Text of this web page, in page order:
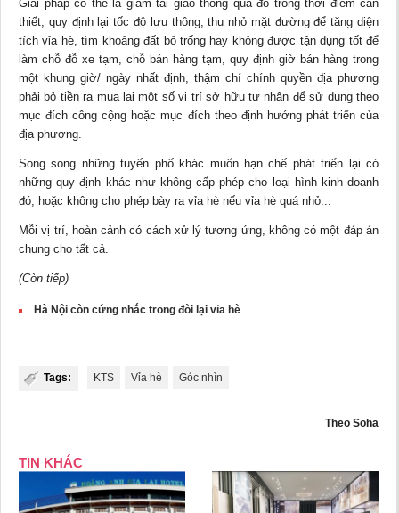
Giải pháp có thể là giảm tải giao thông qua đó trong thời điểm cần
thiết, quy định lại tốc độ lưu thông, thu nhỏ mặt đường để tăng diện
tích vỉa hè, tìm khoảng đất bỏ trống hay không được tận dụng tốt để
làm chỗ đỗ xe tạm, chỗ bán hàng tạm, quy định giờ bán hàng trong
một khung giờ/ ngày nhất định, thậm chí chính quyền địa phương
phải bỏ tiền ra mua lại một số vị trí sở hữu tư nhân để sử dụng theo
mục đích công cộng hoặc mục đích theo định hướng phát triển của
địa phương.
Song song những tuyến phố khác muốn hạn chế phát triển lại có
những quy định khác như không cấp phép cho loại hình kinh doanh
đó, hoặc không cho phép bày ra vỉa hè nếu vỉa hè quá nhỏ...
Mỗi vị trí, hoàn cảnh có cách xử lý tương ứng, không có một đáp án
chung cho tất cả.
(Còn tiếp)
​Hà Nội còn cứng nhắc trong đòi lại vỉa hè
Tags: KTS Vỉa hè Góc nhìn
Theo Soha
TIN KHÁC